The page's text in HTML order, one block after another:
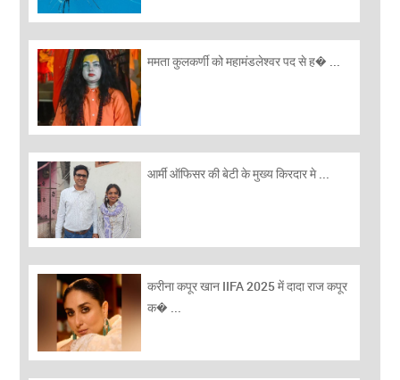
ममता कुलकर्णी को महामंडलेश्वर पद से ह� ...
आर्मी ऑफिसर की बेटी के मुख्य किरदार मे ...
करीना कपूर खान IIFA 2025 में दादा राज कपूर
क� ...